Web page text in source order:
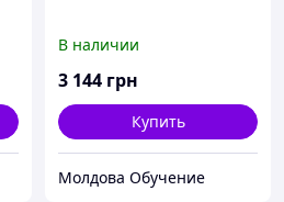
В наличии
3 144 грн
Купить
Молдова Обучение